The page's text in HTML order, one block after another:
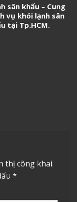
sân khấu – Cung
vụ khói lạnh sân
tại Tp.HCM.
thị công khai.
*